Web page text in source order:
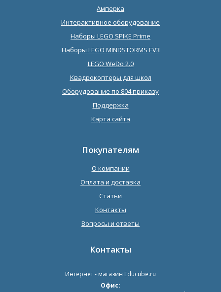
Амперка
Интерактивное оборудование
Наборы LEGO SPIKE Prime
Наборы LEGO MINDSTORMS EV3
LEGO WeDo 2.0
Квадрокоптеры для школ
Оборудование по 804 приказу
Поддержка
Карта сайта
Покупателям
О компании
Оплата и доставка
Статьи
Контакты
Вопросы и ответы
Контакты
Интернет - магазин Educube.ru
Офис: